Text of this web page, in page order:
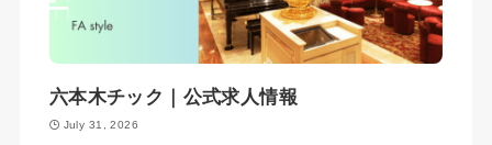
六本木チック｜公式求人情報
July 31, 2026